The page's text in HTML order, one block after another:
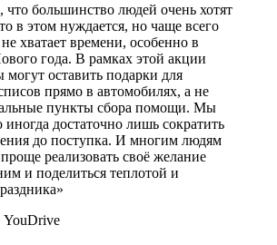
большинство людей очень хотят
в этом нуждается, но чаще всего
хватает времени, особенно в
года. В рамках этой акции
оставить подарки для
прямо в автомобилях, а не
пункты сбора помощи. Мы
достаточно лишь сократить
до поступка. И многим людям
проще реализовать своё желание
и поделиться теплотой и
YouDrive